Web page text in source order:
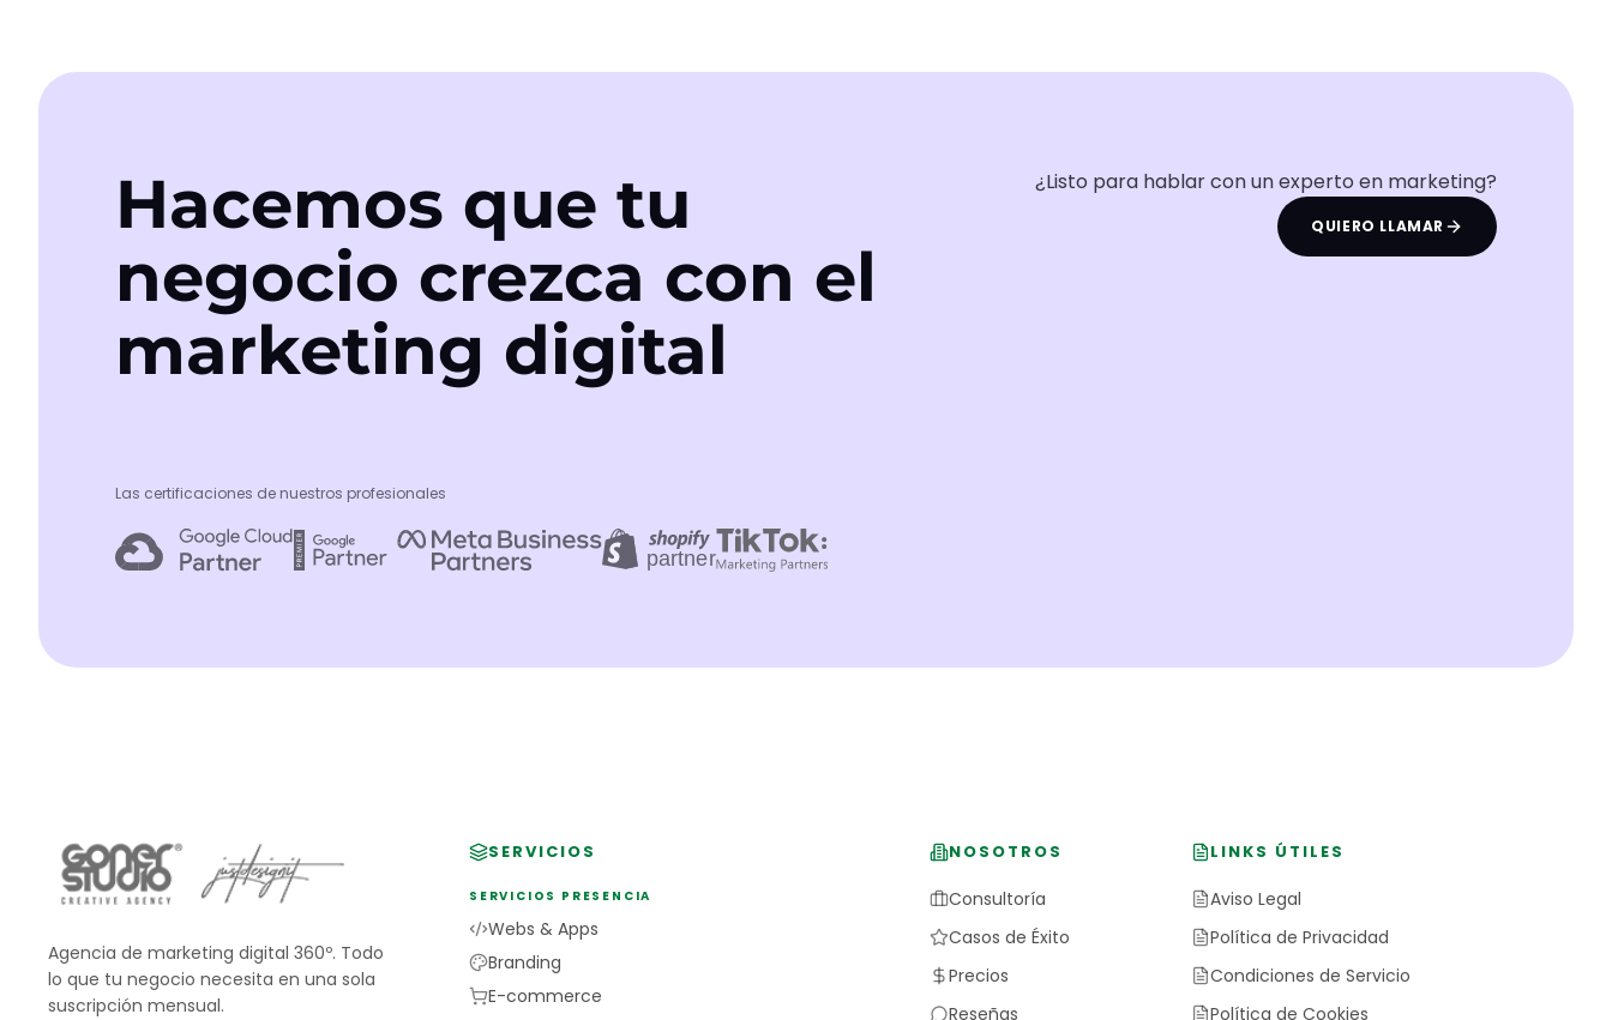
Hacemos que tu
negocio crezca con el
marketing digital
¿Listo para hablar con un experto en marketing?
QUIERO LLAMAR
Las certificaciones de nuestros profesionales
Agencia de marketing digital 360º. Todo
lo que tu negocio necesita en una sola
suscripción mensual.
SERVICIOS
SERVICIOS PRESENCIA
Webs & Apps
Branding
E-commerce
NOSOTROS
Consultoría
Casos de Éxito
Precios
Reseñas
LINKS ÚTILES
Aviso Legal
Política de Privacidad
Condiciones de Servicio
Política de Cookies